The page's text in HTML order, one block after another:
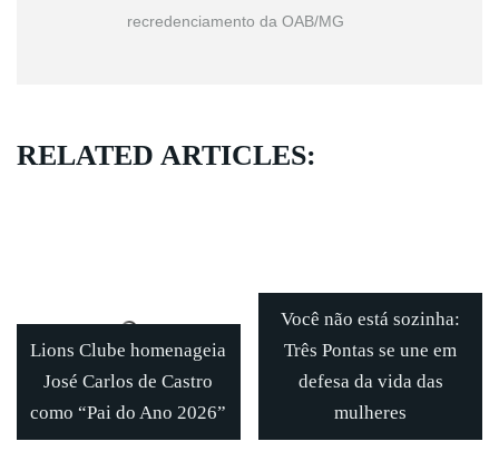
recredenciamento da OAB/MG
RELATED ARTICLES:
Lions Clube homenageia
José Carlos de Castro
como “Pai do Ano 2026”
Você não está sozinha:
Três Pontas se une em
defesa da vida das
mulheres